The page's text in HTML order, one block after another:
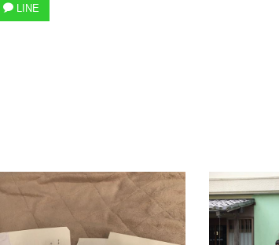
LINE